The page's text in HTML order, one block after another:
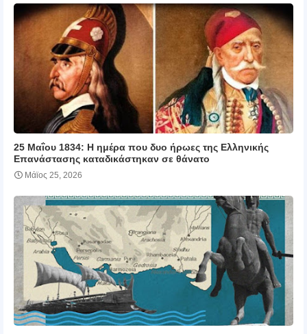
25 Μαΐου 1834: Η ημέρα που δυο ήρωες της Ελληνικής
Επανάστασης καταδικάστηκαν σε θάνατο
Μάϊος 25, 2026